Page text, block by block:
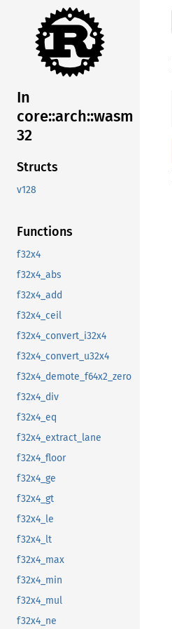
In
core::arch::wasm
32
Structs
v128
Functions
f32x4
f32x4_abs
f32x4_add
f32x4_ceil
f32x4_convert_i32x4
f32x4_convert_u32x4
f32x4_demote_f64x2_zero
f32x4_div
f32x4_eq
f32x4_extract_lane
f32x4_floor
f32x4_ge
f32x4_gt
f32x4_le
f32x4_lt
f32x4_max
f32x4_min
f32x4_mul
f32x4_ne